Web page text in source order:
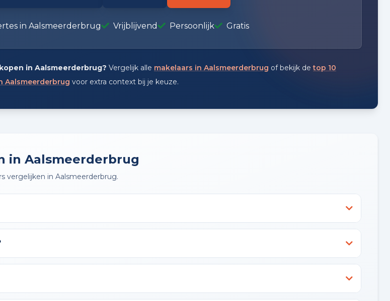
in Aalsmeerderbrug Vrijblijvend Persoonlijk Gratis
in Aalsmeerderbrug? Vergelijk alle makelaars in Aalsmeerderbrug of bekijk detop 10
Aalsmeerderbrug voor extra context bij je keuze.
in Aalsmeerderbrug
vergelijken in Aalsmeerderbrug.